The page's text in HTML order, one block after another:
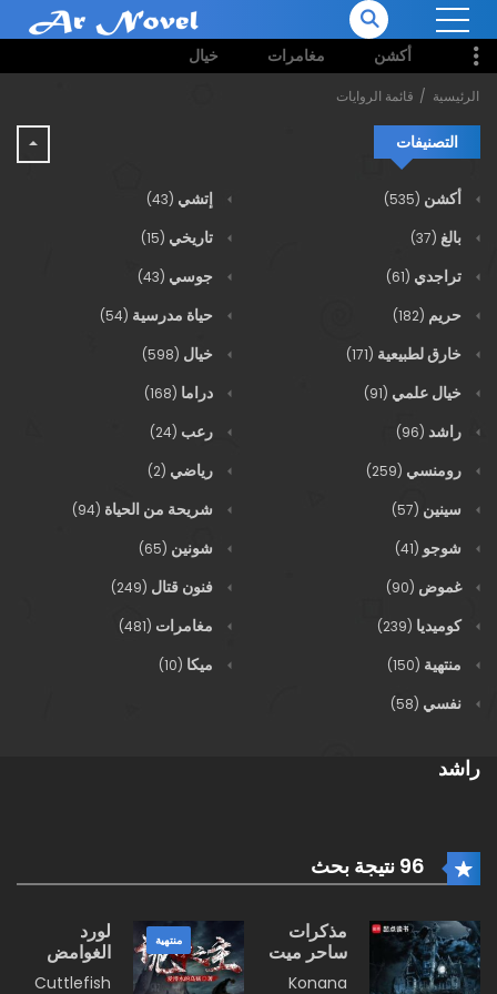
أكشن مغامرات خيال
الرئيسية قائمة الروايات
التصنيفات
أكشن (535) إتشي (43)
بالغ (37) تاريخي (15)
تراجدي (61) جوسي (43)
حريم (182) حياة مدرسية (54)
خارق لطبيعية (171) خيال (598)
خيال علمي (91) دراما (168)
راشد (96) رعب (24)
رومنسي (259) رياضي (2)
سينين (57) شريحة من الحياة (94)
شوجو (41) شونين (65)
غموض (90) فنون قتال (249)
كوميديا (239) مغامرات (481)
منتهية (150) ميكا (10)
نفسي (58)
راشد
مذكرات
ساحر ميت
Konana
منتهية
لورد
الغوامض
Cuttlefish